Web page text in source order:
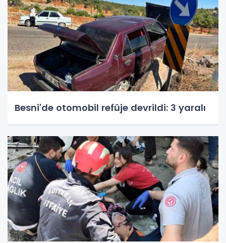
Besni'de otomobil refüje devrildi: 3 yaralı